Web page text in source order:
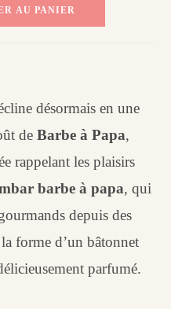
AU PANIER
désormais en une
deBarbe à Papa,
rappelant les plaisirs
barbe à papa, qui
depuis des
forme d’un bâtonnet
parfumé.